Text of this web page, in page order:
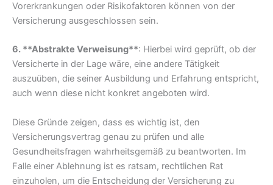
Vorerkrankungen oder Risikofaktoren können von der
Versicherung ausgeschlossen sein.
6. **Abstrakte Verweisung**: Hierbei wird geprüft, ob der
Versicherte in der Lage wäre, eine andere Tätigkeit
auszuüben, die seiner Ausbildung und Erfahrung entspricht,
auch wenn diese nicht konkret angeboten wird.
Diese Gründe zeigen, dass es wichtig ist, den
Versicherungsvertrag genau zu prüfen und alle
Gesundheitsfragen wahrheitsgemäß zu beantworten. Im
Falle einer Ablehnung ist es ratsam, rechtlichen Rat
einzuholen, um die Entscheidung der Versicherung zu